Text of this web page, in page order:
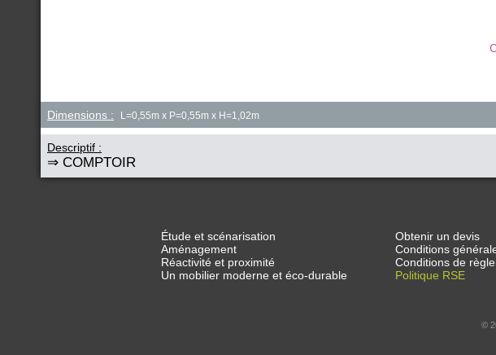
Dimensions : L=0,55m x P=0,55m x H=1,02m
Descriptif :
⇒ COMPTOIR
Étude et scénarisation
Aménagement
Réactivité et proximité
Un mobilier moderne et éco-durable
Obtenir un devis
Conditions
Conditions de
Politique RSE
©